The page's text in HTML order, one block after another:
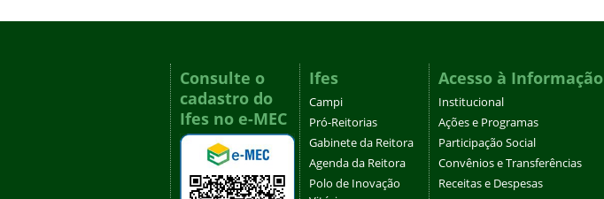
Consulte o
cadastro do
Ifes no e-MEC
Ifes
Campi
Pró-Reitorias
Gabinete da Reitora
Agenda da Reitora
Polo de Inovação
Acesso à Informação
Institucional
Ações e Programas
Participação Social
Convênios e Transferências
Receitas e Despesas